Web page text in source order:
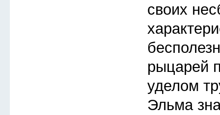
своих
рыцарей
уделом
Эльма